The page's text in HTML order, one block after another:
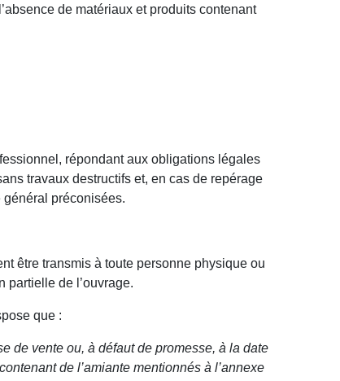
de matériaux et produits contenant
répondant aux obligations légales
travaux destructifs et, en cas de repérage
général préconisées.
être transmis à toute personne physique ou
partielle de l’ouvrage.
que :
de vente ou, à défaut de promesse, à la date
de l’amiante mentionnés à l’annexe